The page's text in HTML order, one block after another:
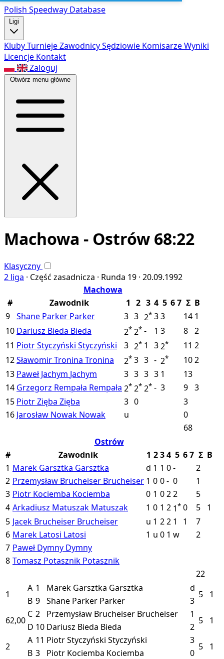
Polish Speedway Database
Ligi
KlubyTurniejeZawodnicySędziowie KomisarzeWyniki
Licencje Kontakt
Zaloguj
Otwórz menu główne
Machowa - Ostrów 68:22
Klasyczny
2 liga · Część zasadnicza · Runda 19 · 20.09.1992
Machowa
#
Zawodnik 1 2 3 4 5 67 Σ B
9 Shane Parker Parker 3 3 2* 33 14 1
10 Dariusz Bieda Bieda 2* 2* - 1 3 8 2
11 Piotr Styczyński Styczyński 3 2* 1 32* 11 2
12Sławomir Tronina Tronina 2* 3 3 - 2* 102
13 Paweł Jachym Jachym 3 3 3 3 1
13
14 Grzegorz Rempała Rempała 2* 2* 2* - 3 9 3
15 Piotr Zięba Zięba 3 0
3
16 Jarosław Nowak Nowak u
0
68
Ostrów
#
Zawodnik 1 2 34 5 67 Σ B
1 Marek Garsztka Garsztka d 1 1 0-
2
2 Przemysław Brucheiser Brucheiser 1 0 0- 0
1
3 Piotr Kociemba Kociemba 0 1 022
5
4 Arkadiusz Matuszak Matuszak 1 0 1 2 1* 0 5
1
5 Jacek Brucheiser Brucheiser u 1 22 1 1
7
6 Marek Latosi Latosi 1 u 0 1 w
2
7 Paweł Dymny Dymny
8 Tomasz Potasznik Potasznik
22
1
A 1 Marek Garsztka Garsztka d
5 1
B 9 Shane Parker Parker
3
62,00
C 2 Przemysław Brucheiser Brucheiser 1
5 1
D 10 Dariusz Bieda Bieda
2
2
A 11 Piotr Styczyński Styczyński 3
5 1
B 3 Piotr Kociemba Kociemba
0